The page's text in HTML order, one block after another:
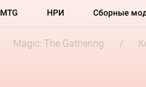
MTG НРИ Сборные
Magic: The Gathering